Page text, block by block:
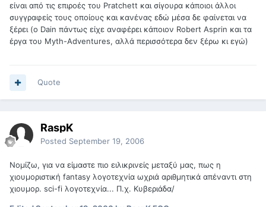
είναι από τις επιροές του Pratchett και σίγουρα κάποιοι άλλοι
συγγραφείς τους οποίους και κανένας εδώ μέσα δε φαίνεται να
ξέρει (ο Dain πάντως είχε αναφέρει κάποιον Robert Asprin και τα
έργα του Myth-Adventures, αλλά περισσότερα δεν ξέρω κι εγώ)
Quote
RaspK
Posted September 19, 2006
Νομίζω, για να είμαστε πιο ειλικρινείς μεταξύ μας, πως η
χιουμοριστική fantasy λογοτεχνία ωχριά αριθμητικά απέναντι στη
χιουμορ. sci-fi λογοτεχνία... Π.χ. Κυβεριάδα/